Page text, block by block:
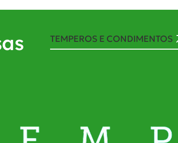
TEMPEROS E CONDIMENTOS